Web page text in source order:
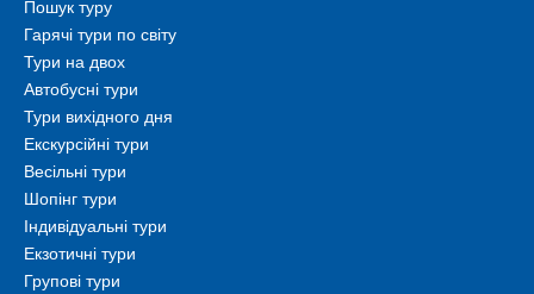
Пошук туру
Гарячі тури по світу
Тури на двох
Автобусні тури
Тури вихідного дня
Екскурсійні тури
Весільні тури
Шопінг тури
Індивідуальні тури
Екзотичні тури
Групові тури